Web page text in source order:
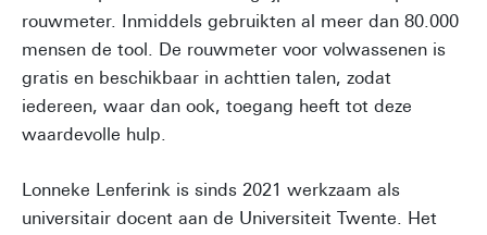
rouwmeter. Inmiddels gebruikten al meer dan 80.000
mensen de tool. De rouwmeter voor volwassenen is
gratis en beschikbaar in achttien talen, zodat
iedereen, waar dan ook, toegang heeft tot deze
waardevolle hulp.
Lonneke Lenferink is sinds 2021 werkzaam als
universitair docent aan de Universiteit Twente. Het